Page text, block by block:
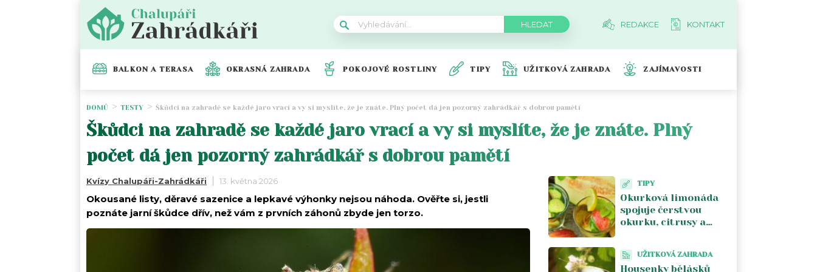
REDAKCE KONTAKT
BALKON A TERASA OKRASNÁ ZAHRADA POKOJOVÉ ROSTLINY TIPY UŽITKOVÁ ZAHRADA ZAJÍMAVOSTI
DOMŮ TESTY Škůdci na zahradě se každé jaro vrací a vy si myslíte, že je znáte. Plný počet dá jen pozorný zahrádkář s dobrou pamětí
Škůdci na zahradě se každé jaro vrací a vy si myslíte, že je znáte. Plný
počet dá jen pozorný zahrádkář s dobrou pamětí
Kvízy Chalupáři-Zahrádkáři 13. května 2026
Okousané listy, děravé sazenice a lepkavé výhonky nejsou náhoda. Ověřte si, jestli
poznáte jarní škůdce dřív, než vám z prvních záhonů zbyde jen torzo.
TIPY
Okurková limonáda
spojuje čerstvou
okurku, citrusy a
UŽITKOVÁ ZAHRADA
Housenky bělásků